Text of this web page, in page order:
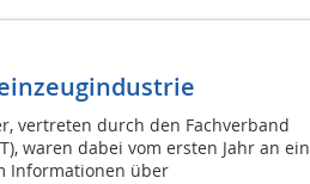
vertreten durch den Fachverband
waren dabei vom ersten Jahr an ein
Informationen über